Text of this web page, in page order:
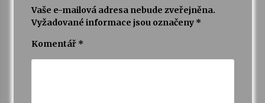
Vaše e-mailová adresa nebude zveřejněna.
Vyžadované informace jsou označeny *
Komentář *